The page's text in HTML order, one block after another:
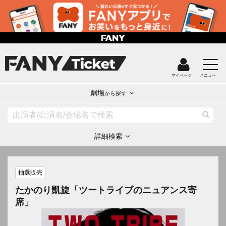
マイページ メニュー
劇場から探す
詳細検索
抽選販売
たかのり凱旋「ツートライブのニュアンス寄
席」